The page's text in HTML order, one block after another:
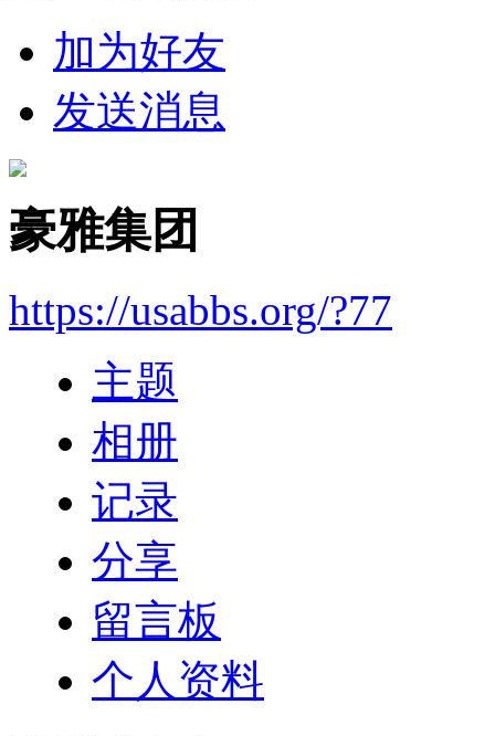
加为好友
发送消息
豪雅集团
https://usabbs.org/?77
主题
相册
记录
分享
留言板
个人资料